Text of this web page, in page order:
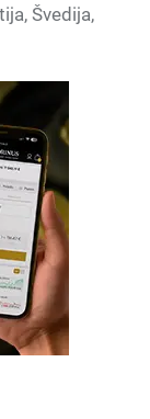
Švedija,